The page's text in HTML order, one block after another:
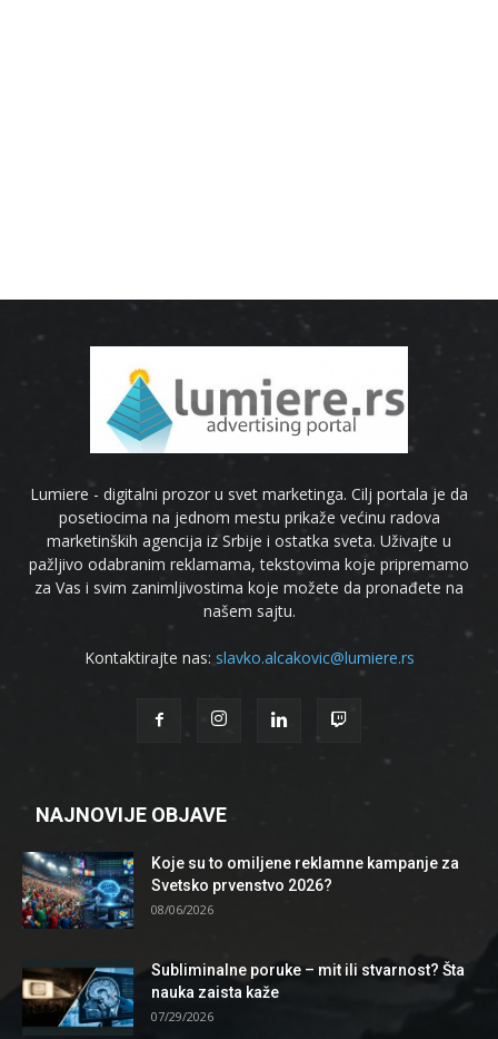
Lumiere - digitalni prozor u svet marketinga. Cilj portala je da
posetiocima na jednom mestu prikaže većinu radova
marketinških agencija iz Srbije i ostatka sveta. Uživajte u
pažljivo odabranim reklamama, tekstovima koje pripremamo
za Vas i svim zanimljivostima koje možete da pronađete na
našem sajtu.
Kontaktirajte nas: slavko.alcakovic@lumiere.rs
NAJNOVIJE OBJAVE
Koje su to omiljene reklamne kampanje za
Svetsko prvenstvo 2026?
08/06/2026
Subliminalne poruke – mit ili stvarnost? Šta
nauka zaista kaže
07/29/2026